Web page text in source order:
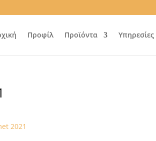
Προφίλ Προϊόντα Υπηρεσίες